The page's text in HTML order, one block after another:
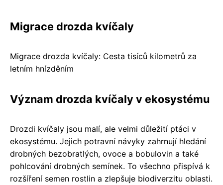
Migrace drozda kvíčaly
Migrace drozda kvíčaly: Cesta tisíců kilometrů za
letním hnízděním
Význam drozda kvíčaly v ekosystému
Drozdi kvíčaly jsou malí, ale velmi důležití ptáci v
ekosystému. Jejich potravní návyky zahrnují hledání
drobných bezobratlých, ovoce a bobulovin a také
pohlcování drobných semínek. To všechno přispívá k
rozšíření semen rostlin a zlepšuje biodiverzitu oblasti.